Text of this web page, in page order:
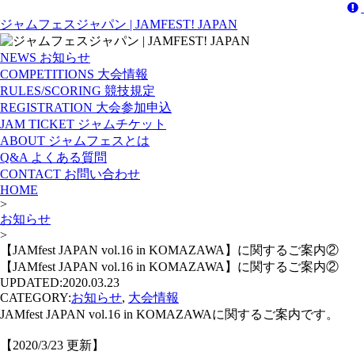
ジャムフェスジャパン | JAMFEST! JAPAN
NEWS お知らせ
COMPETITIONS 大会情報
RULES/SCORING 競技規定
REGISTRATION 大会参加申込
JAM TICKET ジャムチケット
ABOUT ジャムフェスとは
Q&A よくある質問
CONTACT お問い合わせ
HOME
>
お知らせ
>
【JAMfest JAPAN vol.16 in KOMAZAWA】に関するご案内②
【JAMfest JAPAN vol.16 in KOMAZAWA】に関するご案内②
UPDATED:2020.03.23
CATEGORY:お知らせ, 大会情報
JAMfest JAPAN vol.16 in KOMAZAWAに関するご案内です。
【2020/3/23 更新】